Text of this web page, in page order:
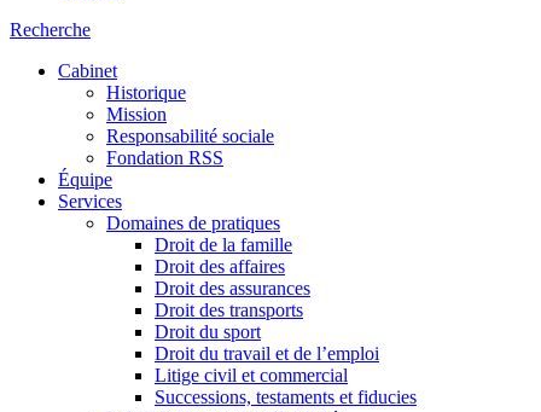
Recherche
Cabinet
Historique
Mission
Responsabilité sociale
Fondation RSS
Équipe
Services
Domaines de pratiques
Droit de la famille
Droit des affaires
Droit des assurances
Droit des transports
Droit du sport
Droit du travail et de l’emploi
Litige civil et commercial
Successions, testaments et fiducies